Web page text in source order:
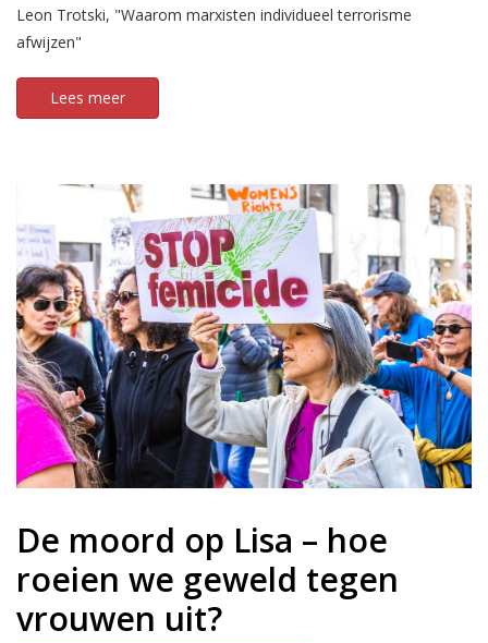
Leon Trotski, "Waarom marxisten individueel terrorisme
afwijzen"
Lees meer
De moord op Lisa – hoe
roeien we geweld tegen
vrouwen uit?